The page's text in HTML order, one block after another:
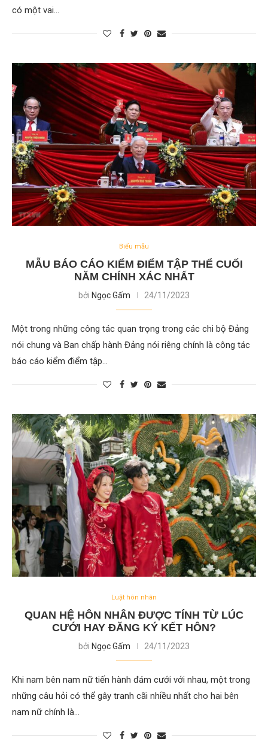
có một vai…
Biểu mẫu
MẪU BÁO CÁO KIỂM ĐIỂM TẬP THỂ CUỐI
NĂM CHÍNH XÁC NHẤT
bởi Ngọc Gấm 24/11/2023
Một trong những công tác quan trọng trong các chi bộ Đảng
nói chung và Ban chấp hành Đảng nói riêng chính là công tác
báo cáo kiểm điểm tập…
Luật hôn nhân
QUAN HỆ HÔN NHÂN ĐƯỢC TÍNH TỪ LÚC
CƯỚI HAY ĐĂNG KÝ KẾT HÔN?
bởi Ngọc Gấm 24/11/2023
Khi nam bên nam nữ tiến hành đám cưới với nhau, một trong
những câu hỏi có thể gây tranh cãi nhiều nhất cho hai bên
nam nữ chính là…